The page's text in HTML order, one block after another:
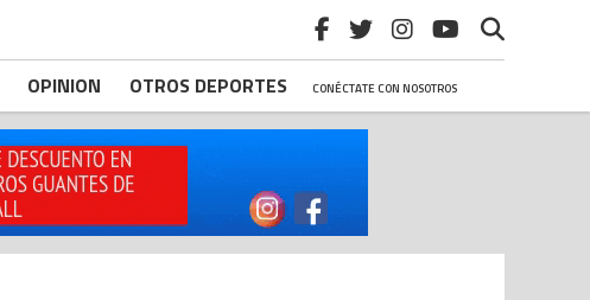
CONÉCTATE CON NOSOTROS
OPINION OTROS DEPORTES